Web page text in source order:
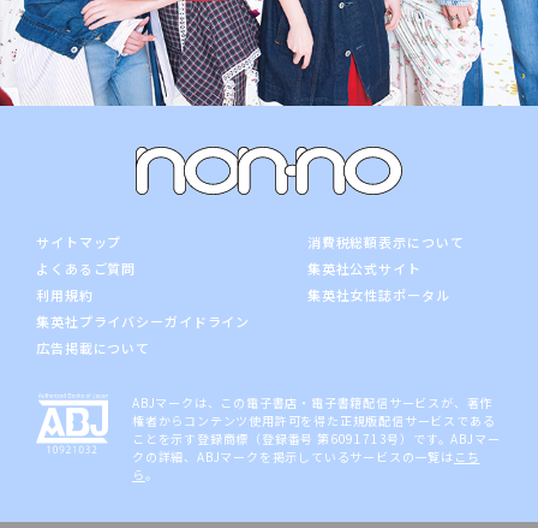
サイトマップ
よくあるご質問
利用規約
集英社プライバシーガイドライン
広告掲載について
消費税総額表示について
集英社公式サイト
集英社女性誌ポータル
ABJマークは、この電子書店・電子書籍配信サービスが、著作
権者からコンテンツ使用許可を得た正規版配信サービスである
ことを示す登録商標（登録番号 第6091713号）です。ABJマー
クの詳細、ABJマークを掲示しているサービスの一覧は こち
ら。